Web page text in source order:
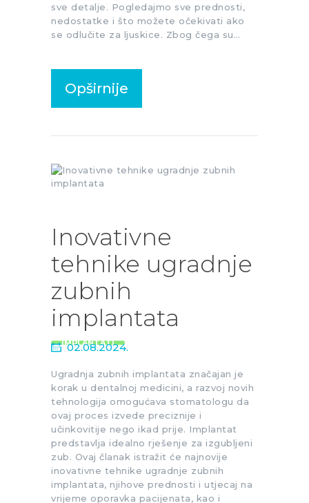
sve detalje. Pogledajmo sve prednosti,
nedostatke i što možete očekivati ako
se odlučite za ljuskice. Zbog čega su…
Opširnije
Inovativne
tehnike ugradnje
zubnih
implantata
IMPLANTATI
02.08.2024.
Ugradnja zubnih implantata značajan je
korak u dentalnoj medicini, a razvoj novih
tehnologija omogućava stomatologu da
ovaj proces izvede preciznije i
učinkovitije nego ikad prije. Implantat
predstavlja idealno rješenje za izgubljeni
zub. Ovaj članak istražit će najnovije
inovativne tehnike ugradnje zubnih
implantata, njihove prednosti i utjecaj na
vrijeme oporavka pacijenata, kao i